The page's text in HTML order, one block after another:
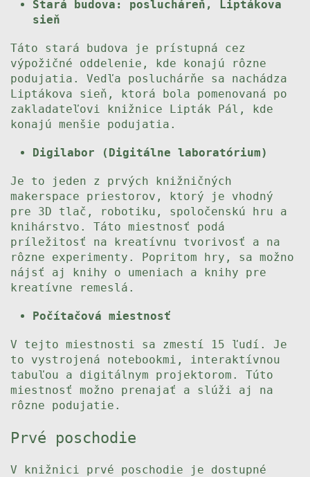
Stará budova: poslucháreň, Liptákova
sieň
Táto stará budova je prístupná cez
výpožičné oddelenie, kde konajú rôzne
podujatia. Vedľa posluchárňe sa nachádza
Liptákova sieň, ktorá bola pomenovaná po
zakladateľovi knižnice Lipták Pál, kde
konajú menšie podujatia.
Digilabor (Digitálne laboratórium)
Je to jeden z prvých knižničných
makerspace priestorov, ktorý je vhodný
pre 3D tlač, robotiku, spoločenskú hru a
knihárstvo. Táto miestnosť podá
príležitosť na kreatívnu tvorivosť a na
rôzne experimenty. Popritom hry, sa možno
nájsť aj knihy o umeniach a knihy pre
kreatívne remeslá.
Počítačová miestnosť
V tejto miestnosti sa zmestí 15 ľudí. Je
to vystrojená notebookmi, interaktívnou
tabuľou a digitálnym projektorom. Túto
miestnosť možno prenajať a slúži aj na
rôzne podujatie.
Prvé poschodie
V knižnici prvé poschodie je dostupné